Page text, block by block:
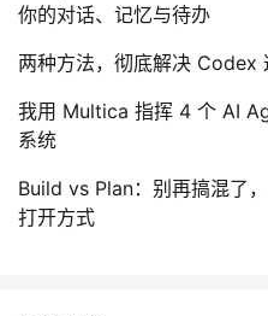
你的对话、记忆与待办
两种方法，彻底解决 Codex
我用 Multica 指挥 4 个 AI
系统
Build vs Plan：别再搞混了
打开方式